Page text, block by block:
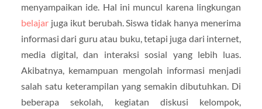
menyampaikan ide. Hal ini muncul karena lingkungan
belajarjuga ikut berubah. Siswa tidak hanya menerima
informasi dari guru atau buku, tetapi juga dari internet,
media digital, dan interaksi sosial yang lebih luas.
Akibatnya, kemampuan mengolah informasi menjadi
salah satu keterampilan yang semakin dibutuhkan. Di
beberapa sekolah, kegiatan diskusi kelompok,